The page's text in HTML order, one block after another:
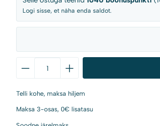
Logi sisse, et näha enda saldot.
valge
marmor
ja
Telli kohe, maksa hiljem
Maksa 3-osas, 0€ lisatasu